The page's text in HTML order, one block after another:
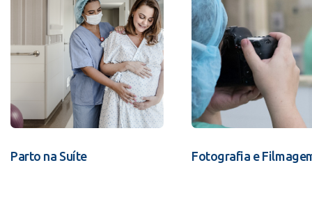
Parto na Suíte Fotografia e